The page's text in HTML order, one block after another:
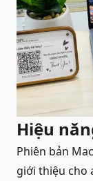
Hiệu
Phiên bản
giới thiệu cho